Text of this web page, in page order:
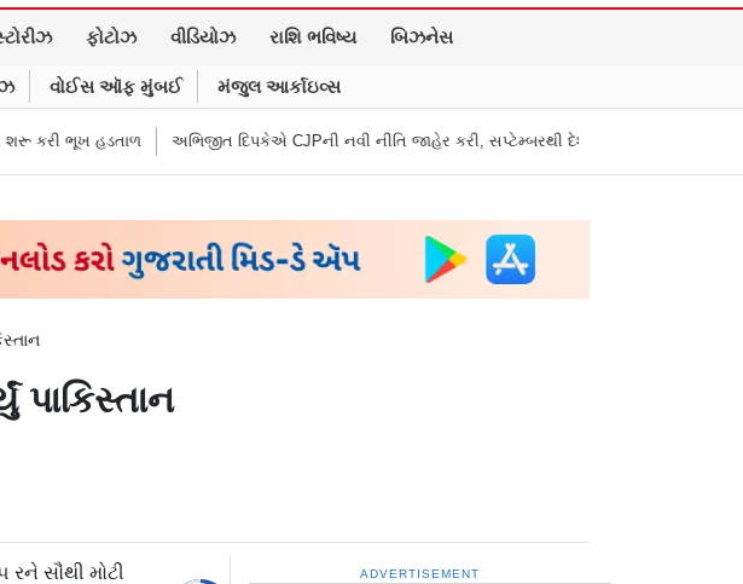
ફોટોઝ વીડિયોઝ રાશિ ભવિષ્ય બિઝનેસ
વોઈસ ઑફ મુંબઈ મંજુલ આર્કાઇવ્સ
અભિજીત દિપકેએ CJPની નવી નીતિ જાહેર કરી, સપ્ટેમ્બરથી દેશભારમાં થશે શરૂ
પાકિસ્તાન
રને સૌથી મોટી
ADVERTISEMENT